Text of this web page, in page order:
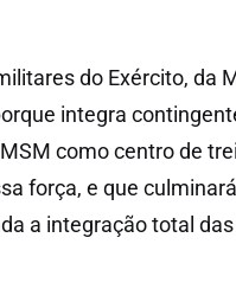
do Exército, da
integra
como centro de
força, e que
a integração total